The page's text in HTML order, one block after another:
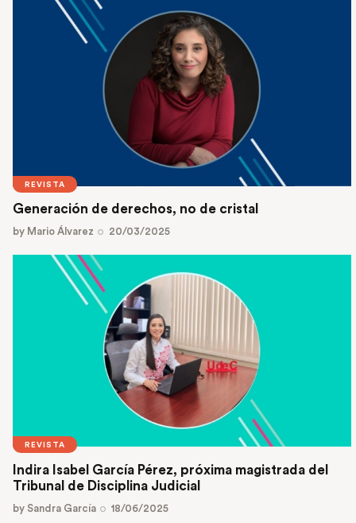
REVISTA
Generación de derechos, no de cristal
by Mario Álvarez 20/03/2025
REVISTA
Indira Isabel García Pérez, próxima magistrada del
Tribunal de Disciplina Judicial
by Sandra García 18/06/2025